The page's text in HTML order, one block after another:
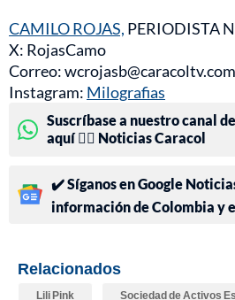
CAMILO ROJAS, PERIODISTA
X: RojasCamo
Correo:
Instagram: Milografias
Suscríbase a nuestro canal
aquí 👉🏻 Noticias Caracol
✔️ Síganos en Google
información de Colombia y
Relacionados
Lili Pink Sociedad de Activos